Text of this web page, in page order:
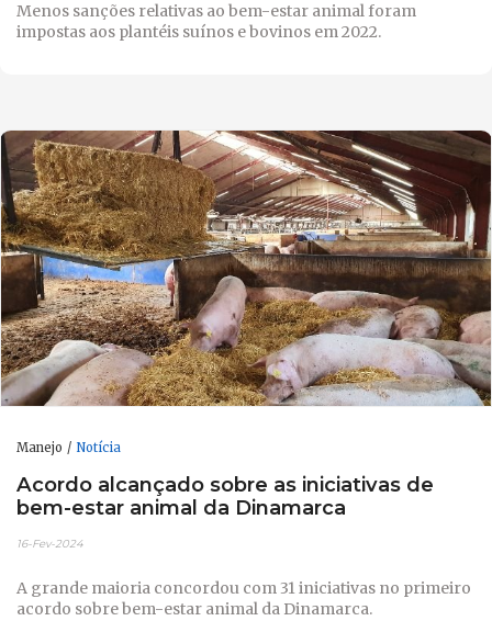
Menos sanções relativas ao bem-estar animal foram
impostas aos plantéis suínos e bovinos em 2022.
Manejo Notícia
Acordo alcançado sobre as iniciativas de
bem-estar animal da Dinamarca
16-Fev-2024
A grande maioria concordou com 31 iniciativas no primeiro
acordo sobre bem-estar animal da Dinamarca.